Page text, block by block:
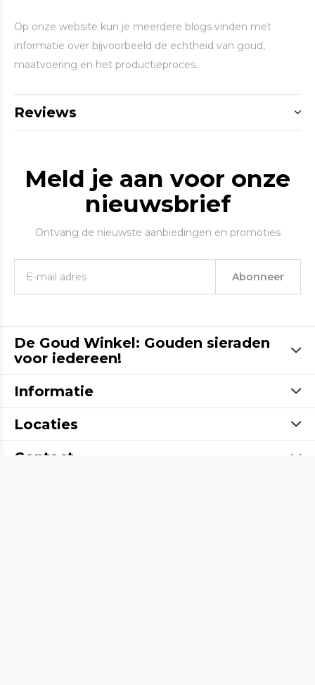
Op onze website kun je meerdere blogs vinden met
informatie over bijvoorbeeld de echtheid van goud,
maatvoering en het productieproces.
Reviews
Meld je aan voor onze
nieuwsbrief
Ontvang de nieuwste aanbiedingen en promoties
Abonneer
De Goud Winkel: Gouden sieraden
voor iedereen!
Informatie
Locaties
Contact